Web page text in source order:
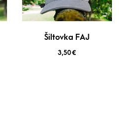
Šiltovka FAJ
3,50€